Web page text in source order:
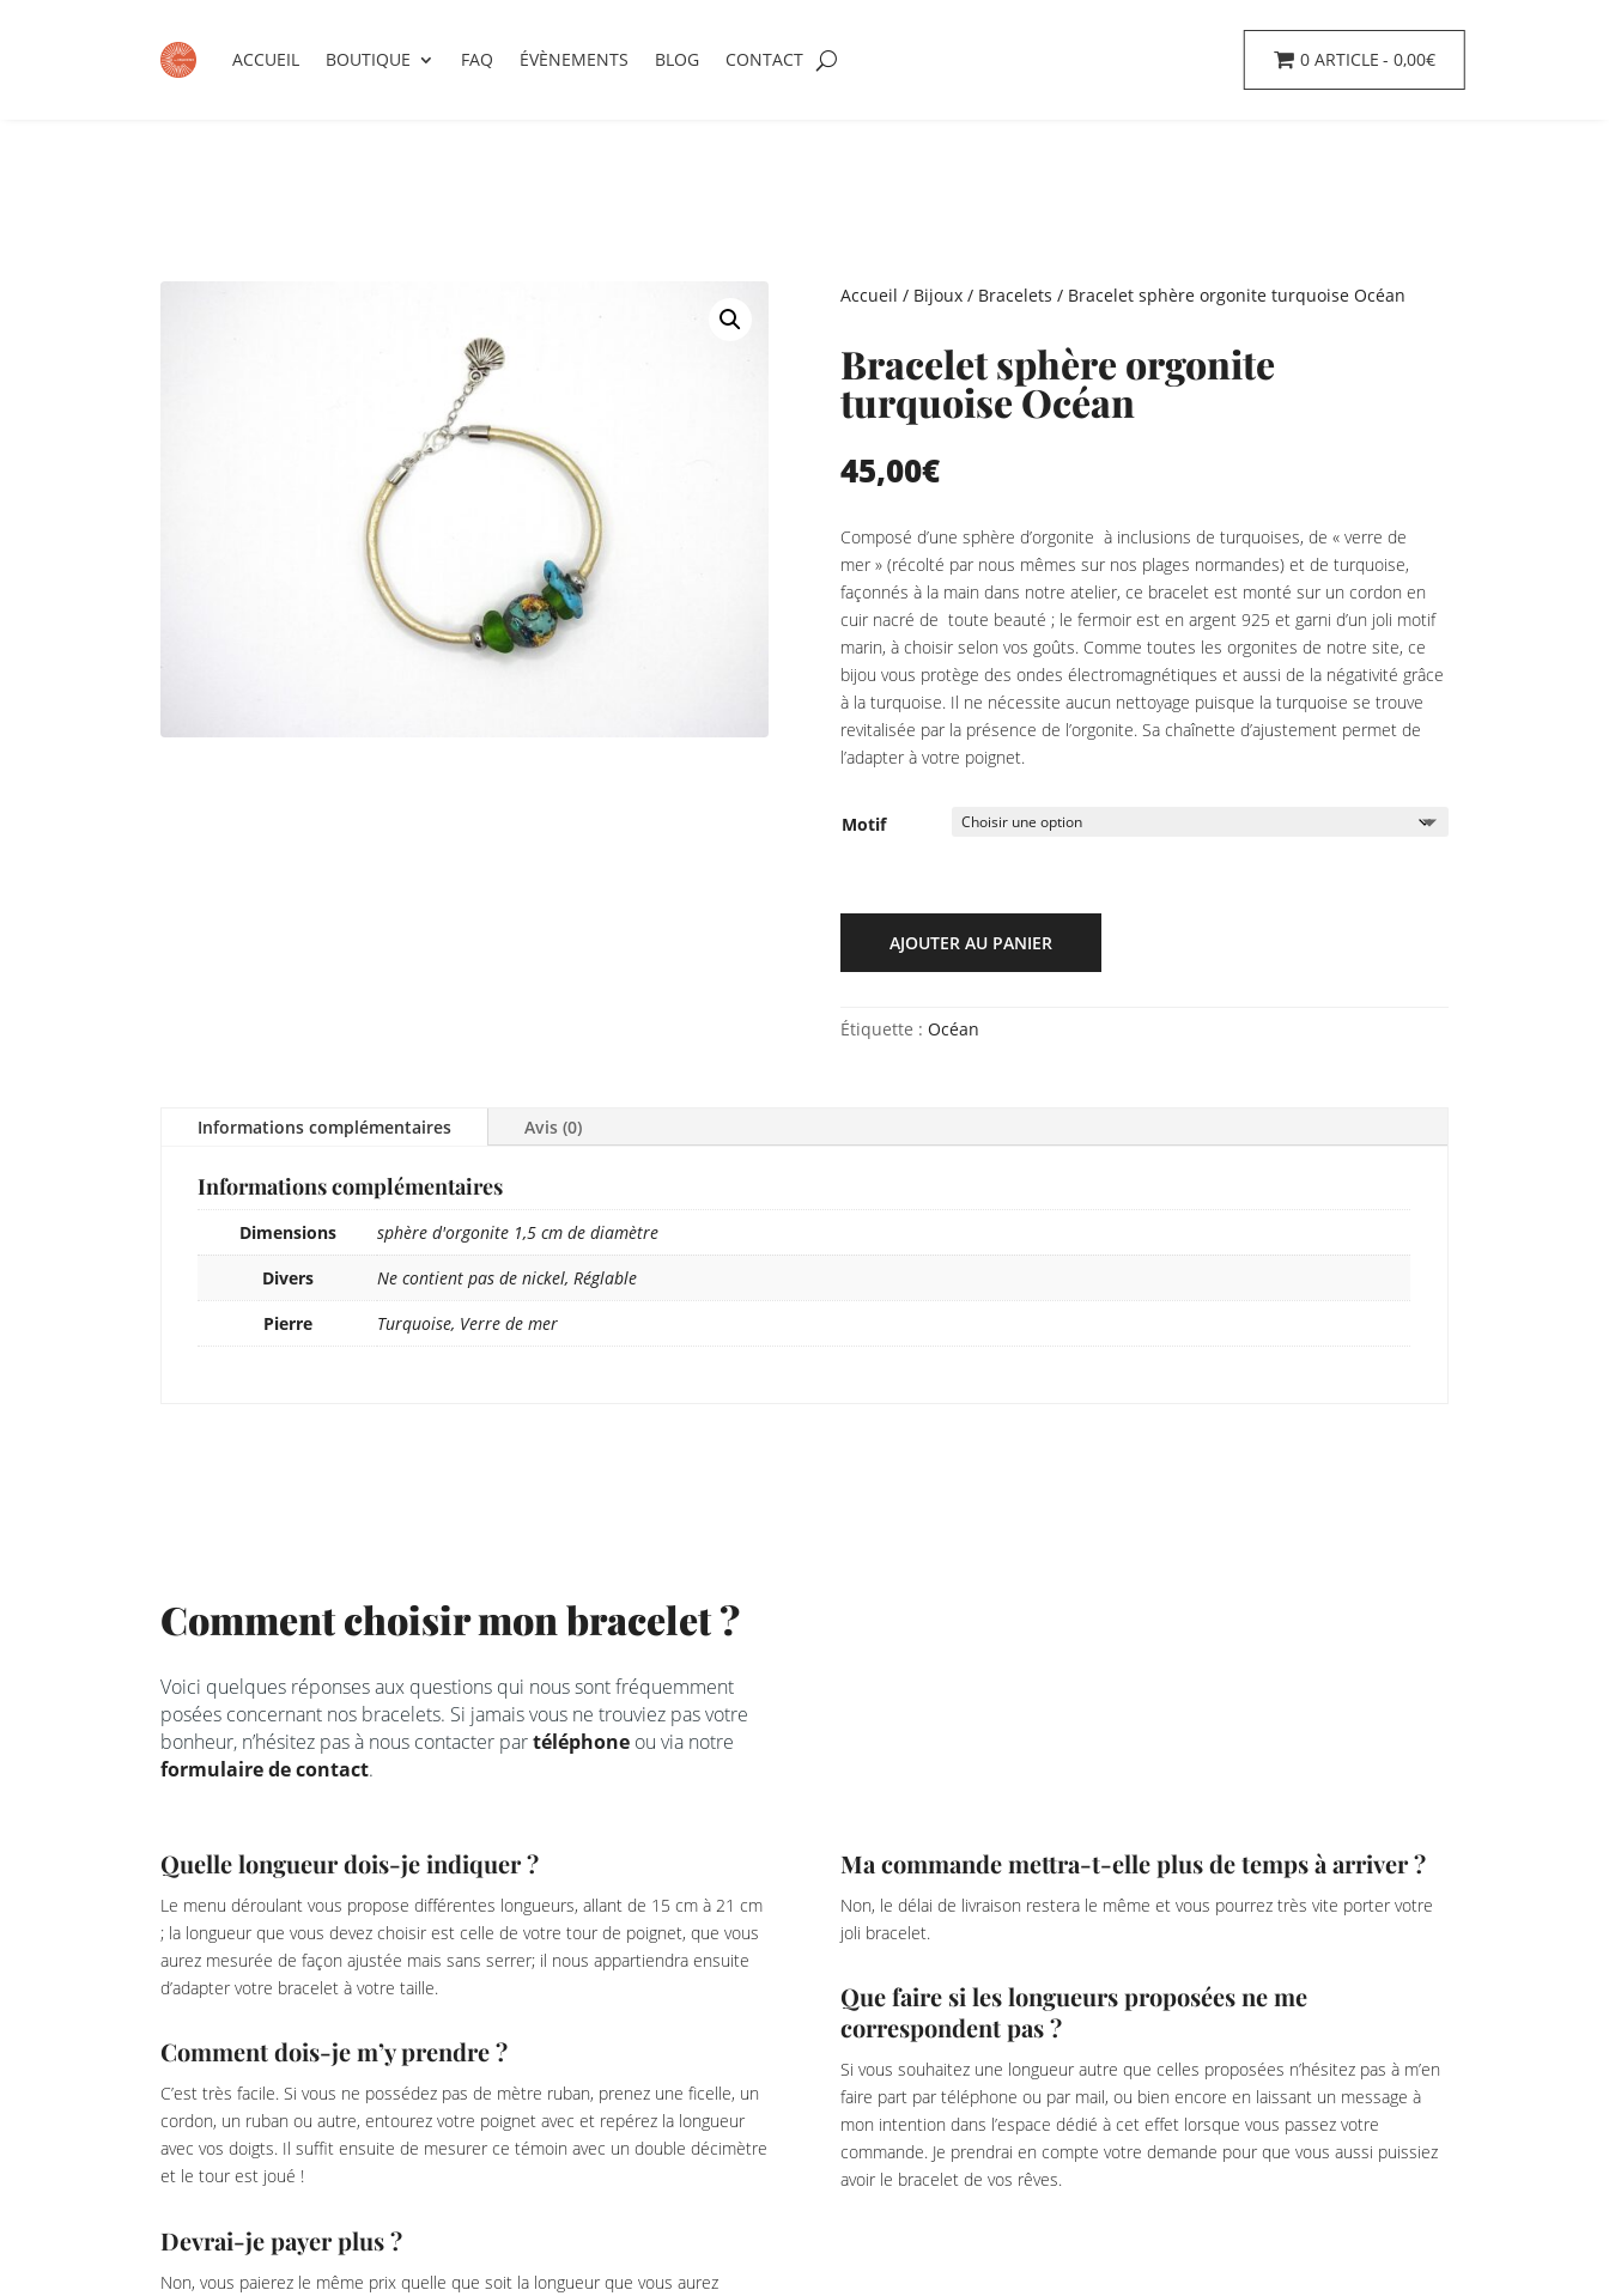
ACCUEIL BOUTIQUE FAQ ÉVÈNEMENTS BLOG CONTACT 0 ARTICLE 0,00€
Accueil / Bijoux/ Bracelets / Bracelet sphère orgonite turquoise Océan
Bracelet sphère orgonite
turquoise Océan
45,00€
Composé d’une sphère d’orgonite à inclusions de turquoises, de « verre de
mer » (récolté par nous mêmes sur nos plages normandes) et de turquoise,
façonnés à la main dans notre atelier, ce bracelet est monté sur un cordon en
cuir nacré de toute beauté ; le fermoir est en argent 925 et garni d’un joli motif
marin, à choisir selon vos goûts. Comme toutes les orgonites de notre site, ce
bijou vous protège des ondes électromagnétiques et aussi de la négativité grâce
à la turquoise. Il ne nécessite aucun nettoyage puisque la turquoise se trouve
revitalisée par la présence de l’orgonite. Sa chaînette d’ajustement permet de
l’adapter à votre poignet.
Motif
AJOUTER AU PANIER
Étiquette : Océan
Informations complémentaires Avis (0)
Informations complémentaires
Dimensions
sphère d'orgonite 1,5 cm de diamètre
Divers
Ne contient pas de nickel, Réglable
Pierre
Turquoise, Verre de mer
Comment choisir mon bracelet ?
Voici quelques réponses aux questions qui nous sont fréquemment
posées concernant nos bracelets. Si jamais vous ne trouviez pas votre
bonheur, n’hésitez pas à nous contacter partéléphone ou via notre
formulaire de contact.
Quelle longueur dois-je indiquer ?
Le menu déroulant vous propose différentes longueurs, allant de 15 cm à 21 cm
; la longueur que vous devez choisir est celle de votre tour de poignet, que vous
aurez mesurée de façon ajustée mais sans serrer; il nous appartiendra ensuite
d’adapter votre bracelet à votre taille.
Comment dois-je m’y prendre ?
C’est très facile. Si vous ne possédez pas de mètre ruban, prenez une ficelle, un
cordon, un ruban ou autre, entourez votre poignet avec et repérez la longueur
avec vos doigts. Il suffit ensuite de mesurer ce témoin avec un double décimètre
et le tour est joué !
Devrai-je payer plus ?
Non, vous paierez le même prix quelle que soit la longueur que vous aurez
Ma commande mettra-t-elle plus de temps à arriver ?
Non, le délai de livraison restera le même et vous pourrez très vite porter votre
joli bracelet.
Que faire si les longueurs proposées ne me
correspondent pas ?
Si vous souhaitez une longueur autre que celles proposées n’hésitez pas à m’en
faire part par téléphone ou par mail, ou bien encore en laissant un message à
mon intention dans l’espace dédié à cet effet lorsque vous passez votre
commande. Je prendrai en compte votre demande pour que vous aussi puissiez
avoir le bracelet de vos rêves.